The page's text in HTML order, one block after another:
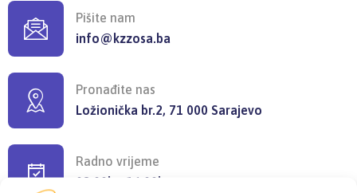
Pišite nam
info@kzzosa.ba
Pronađite nas
Ložionička br.2, 71 000 Sarajevo
Radno vrijeme
08:00h - 16:00h